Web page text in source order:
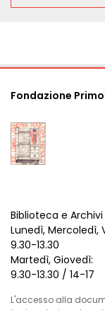
Fondazione
Biblioteca e Archivi
Lunedì, Mercoledì,
9.30-13.30
Martedì, Giovedì:
9.30-13.30 / 14-17
L'accesso alla